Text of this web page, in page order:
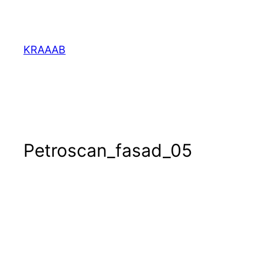
содержимому
KRAAAB
Petroscan_fasad_05